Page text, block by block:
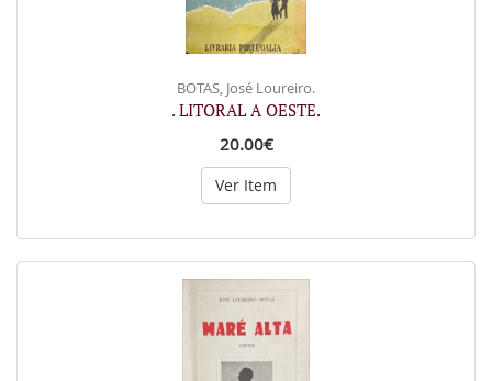
BOTAS, José Loureiro.
. LITORAL A OESTE.
20.00€
Ver Item